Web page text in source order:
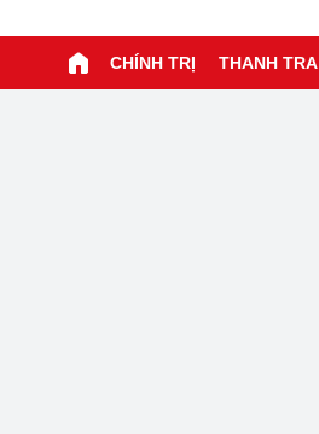
CHÍNH TRỊ THANH TRA